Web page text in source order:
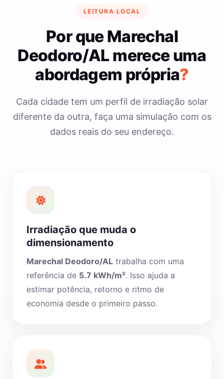
LEITURA LOCAL
Por que Marechal
Deodoro/AL merece uma
abordagem própria?
Cada cidade tem um perfil de irradiação solar
diferente da outra, faça uma simulação com os
dados reais do seu endereço.
Irradiação que muda o
dimensionamento
Marechal Deodoro/AL trabalha com uma
referência de 5.7 kWh/m². Isso ajuda a
estimar potência, retorno e ritmo de
economia desde o primeiro passo.